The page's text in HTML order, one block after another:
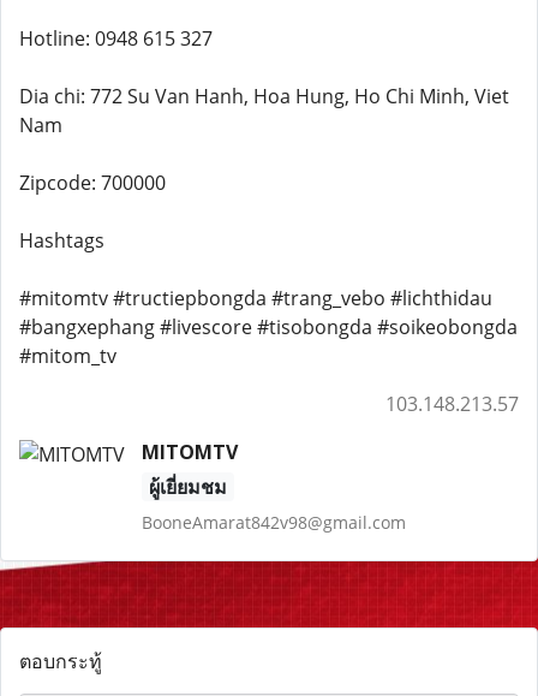
Hotline: 0948 615 327
Dia chi: 772 Su Van Hanh, Hoa Hung, Ho Chi Minh, Viet
Nam
Zipcode: 700000
Hashtags
#mitomtv #tructiepbongda #trang_vebo #lichthidau
#bangxephang #livescore #tisobongda #soikeobongda
#mitom_tv
103.148.213.57
MITOMTV
ผู้เยี่ยมชม
BooneAmarat842v98@gmail.com
ตอบกระทู้